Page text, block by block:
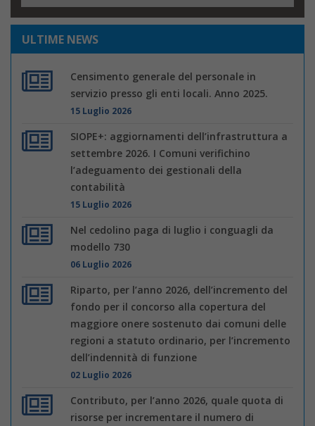
ULTIME NEWS
Censimento generale del personale in
servizio presso gli enti locali. Anno 2025.
15 Luglio 2026
SIOPE+: aggiornamenti dell’infrastruttura a
settembre 2026. I Comuni verifichino
l’adeguamento dei gestionali della
contabilità
15 Luglio 2026
Nel cedolino paga di luglio i conguagli da
modello 730
06 Luglio 2026
Riparto, per l’anno 2026, dell’incremento del
fondo per il concorso alla copertura del
maggiore onere sostenuto dai comuni delle
regioni a statuto ordinario, per l’incremento
dell’indennità di funzione
02 Luglio 2026
Contributo, per l’anno 2026, quale quota di
risorse per incrementare il numero di